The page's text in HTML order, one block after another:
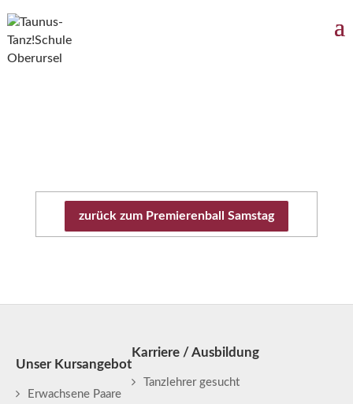
zurück zum Premierenball Samstag
Unser Kursangebot
Erwachsene Paare
Karriere / Ausbildung
Tanzlehrer gesucht